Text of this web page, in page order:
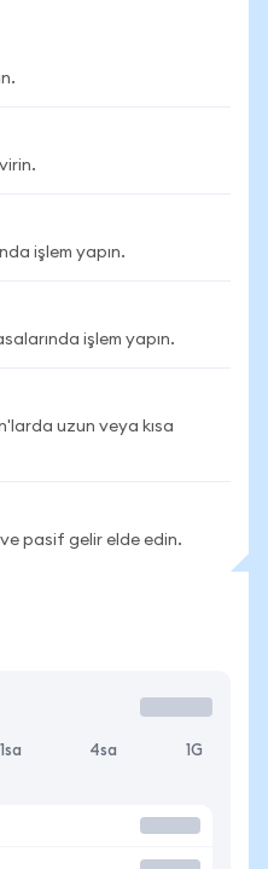
işlem yapın.
işlem yapın.
uzun veya kısa
pasif gelir elde edin.
1sa 4sa 1G